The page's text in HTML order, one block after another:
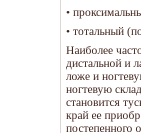
•
• тотальный
Наиболее
дистальной и
ложе и
ногтевую
становится
край ее
постепенного